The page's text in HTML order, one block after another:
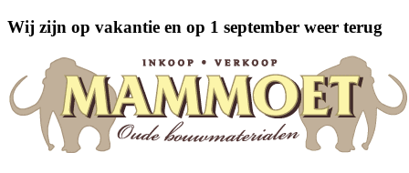
Wij zijn op vakantie en op 1 september weer terug